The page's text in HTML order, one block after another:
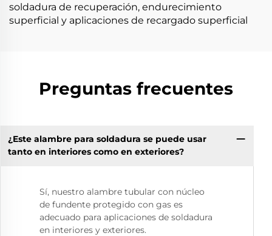
soldadura de recuperación, endurecimiento
superficial y aplicaciones de recargado superficial
Preguntas frecuentes
¿Este alambre para soldadura se puede usar
tanto en interiores como en exteriores?
Sí, nuestro alambre tubular con núcleo
de fundente protegido con gas es
adecuado para aplicaciones de soldadura
en interiores y exteriores.